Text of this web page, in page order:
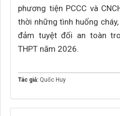
phương tiện PCCC và
thời những tình huống
đảm tuyệt đối an toàn
THPT năm 2026.
Tác giả: Quốc Huy